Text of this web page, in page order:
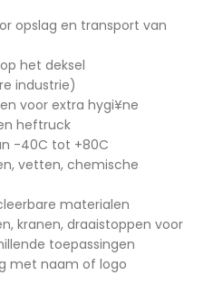
opslag en transport van
het deksel
industrie)
voor extra hygi¥ne
heftruck
-40C tot +80C
vetten, chemische
materialen
kranen, draaistoppen voor
toepassingen
met naam of logo